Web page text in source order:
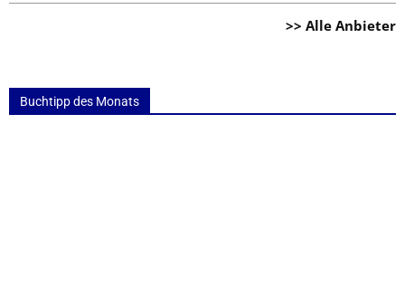
>> Alle Anbieter
Buchtipp des Monats